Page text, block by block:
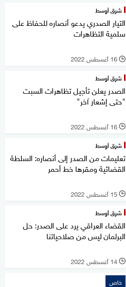
شرق أوسط
التيار الصدري يدعو أنصاره للحفاظ على
سلمية التظاهرات
l 16 أغسطس 2022
شرق أوسط
الصدر يعلن تأجيل تظاهرات السبت
"حتى إشعار آخر"
l 16 أغسطس 2022
شرق أوسط
تعليمات من الصدر إلى أنصاره: السلطة
القضائية ومقرها خط أحمر
l 15 أغسطس 2022
شرق أوسط
القضاء العراقي يرد على الصدر: حل
البرلمان ليس من صلاحياتنا
l 14 أغسطس 2022
خاص